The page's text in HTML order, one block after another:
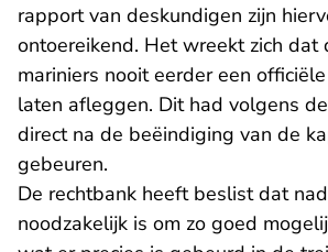
rapport van deskundigen zijn
ontoereikend. Het wreekt zich dat
mariniers nooit eerder een
laten afleggen. Dit had volgens
direct na de beëindiging van de
gebeuren.
De rechtbank heeft beslist dat
noodzakelijk is om zo goed